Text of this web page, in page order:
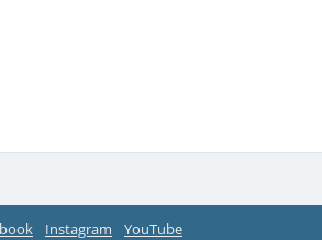
Instagram YouTube